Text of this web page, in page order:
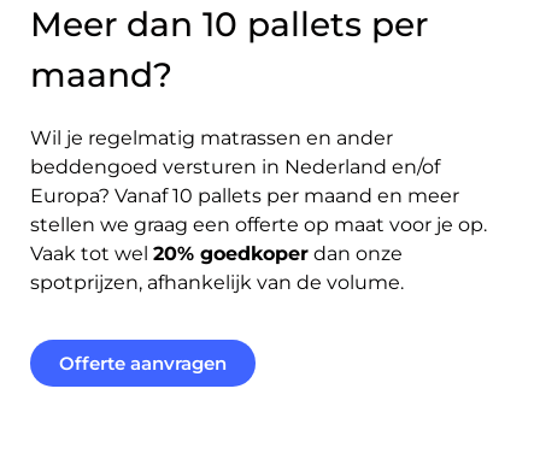
Meer dan 10 pallets per
maand?
Wil je regelmatig matrassen en ander
beddengoed versturen in Nederland en/of
Europa? Vanaf 10 pallets per maand en meer
stellen we graag een offerte op maat voor je op.
Vaak tot wel 20% goedkoper dan onze
spotprijzen, afhankelijk van de volume.
Offerte aanvragen